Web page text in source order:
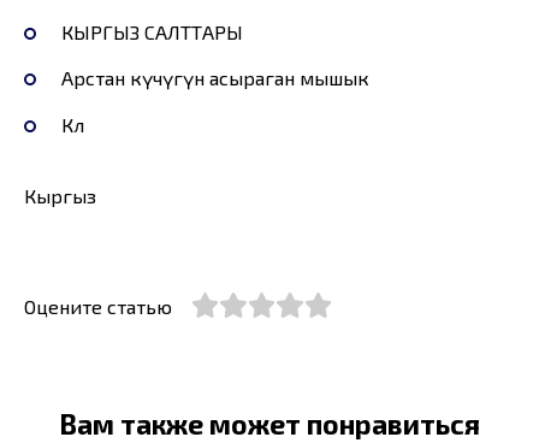
КЫРГЫЗ САЛТТАРЫ
Арстан күчүгүн асыраган мышык
Көл
Кыргыз
Оцените статью
Вам также может понравиться